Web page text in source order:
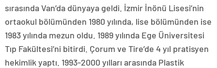
sırasında Van’da dünyaya geldi. İzmir İnönü Lisesi’nin
ortaokul bölümünden 1980 yılında, lise bölümünden ise
1983 yılında mezun oldu. 1989 yılında Ege Üniversitesi
Tıp Fakültesi’ni bitirdi. Çorum ve Tire’de 4 yıl pratisyen
hekimlik yaptı. 1993-2000 yılları arasında Plastik